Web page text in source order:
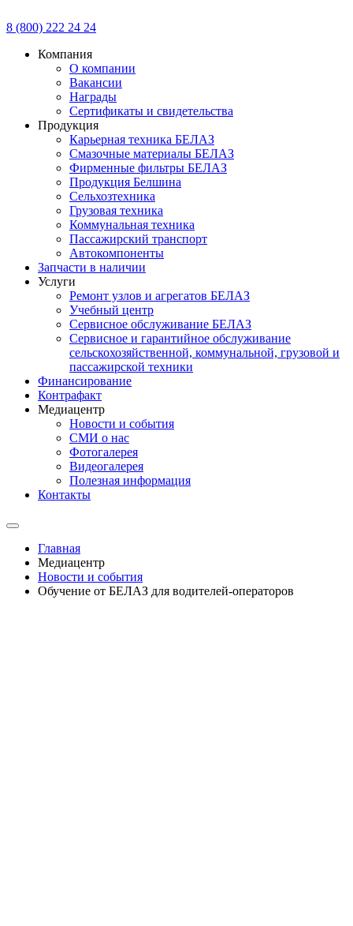
8 (800) 222 24 24
Компания
О компании
Вакансии
Награды
Сертификаты и свидетельства
Продукция
Карьерная техника БЕЛАЗ
Смазочные материалы БЕЛАЗ
Фирменные фильтры БЕЛАЗ
Продукция Белшина
Сельхозтехника
Грузовая техника
Коммунальная техника
Пассажирский транспорт
Автокомпоненты
Запчасти в наличии
Услуги
Ремонт узлов и агрегатов БЕЛАЗ
Учебный центр
Сервисное обслуживание БЕЛАЗ
Сервисное и гарантийное обслуживание
сельскохозяйственной, коммунальной, грузовой и
пассажирской техники
Финансирование
Контрафакт
Медиацентр
Новости и события
СМИ о нас
Фотогалерея
Видеогалерея
Полезная информация
Контакты
Главная
Медиацентр
Новости и события
Обучение от БЕЛАЗ для водителей-операторов